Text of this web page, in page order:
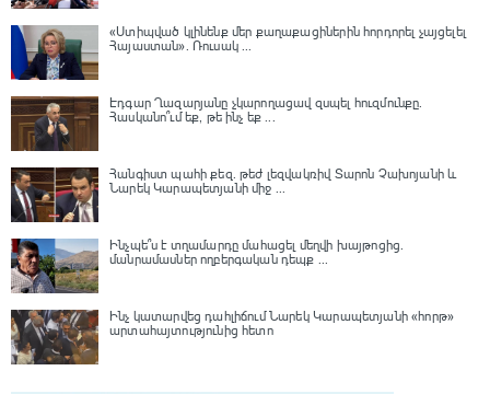
«Ստիպված կլինենք մեր քաղաքացիներին հորդորել չայցելել
Հայաստան»․ Ռուսակ ...
Էդգար Ղազարյանը չկարողացավ զսպել հուզմունքը.
Հասկանո՞ւմ եք, թե ինչ եք ...
Հանգիստ պահի քեզ. թեժ լեզվակռիվ Տարոն Չախոյանի և
Նարեկ Կարապետյանի միջ ...
Ինչպե՞ս է տղամարդը մահացել մեղվի խայթոցից.
մանրամասներ ողբերգական դեպք ...
Ինչ կատարվեց դահլիճում Նարեկ Կարապետյանի «հորթ»
արտահայտությունից հետո